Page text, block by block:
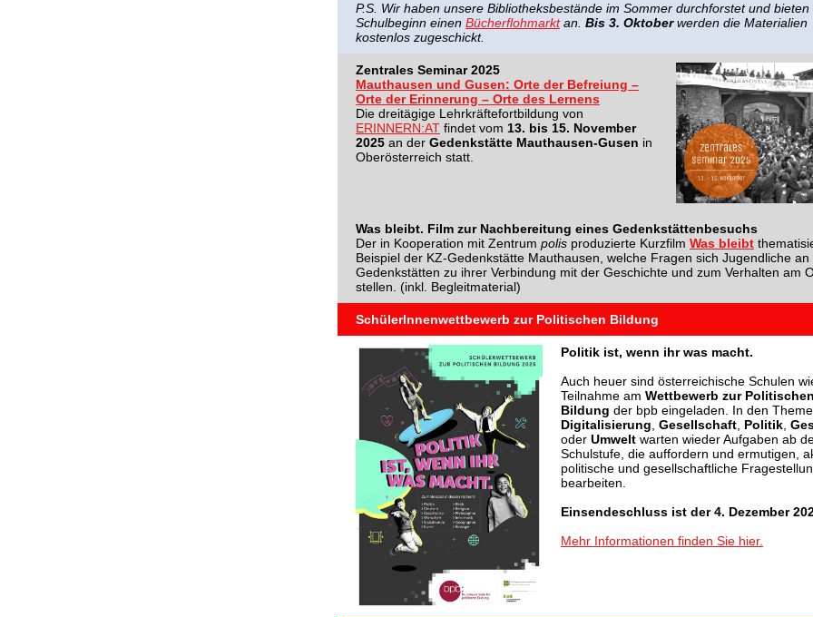
P.S. Wir haben unsere Bibliotheksbestände im Sommer durchforstet und bieten
Schulbeginn einen Bücherflohmarktan. Bis 3. Oktoberwerden die Materialien
kostenlos zugeschickt.
Zentrales Seminar 2025
Mauthausen und Gusen: Orte der Befreiung –
Orte der Erinnerung – Orte des Lernens
Die dreitägige Lehrkräftefortbildung von
ERINNERN:AT findet vom 13. bis 15. November
2025 an der Gedenkstätte Mauthausen-Gusen in
Oberösterreich statt.
Was bleibt. Film zur Nachbereitung eines Gedenkstättenbesuchs
Der in Kooperation mit Zentrum polis produzierte Kurzfilm Was bleibt
Beispiel der KZ-Gedenkstätte Mauthausen, welche Fragen sich Jugendliche an
Gedenkstätten zu ihrer Verbindung mit der Geschichte und zum Verhalten am
stellen. (inkl. Begleitmaterial)
SchülerInnenwettbewerb zur Politischen Bildung
Politik ist, wenn ihr was macht.
Auch heuer sind österreichische Schulen
Teilnahme am Wettbewerb zur Politischen
Bildung der bpb eingeladen. In den
Digitalisierung Gesellschaft Politik
oder Umwelt warten wieder Aufgaben ab
Schulstufe, die auffordern und ermutigen,
politische und gesellschaftliche
bearbeiten.
Einsendeschluss ist der 4. Dezember
Mehr Informationen finden Sie hier.